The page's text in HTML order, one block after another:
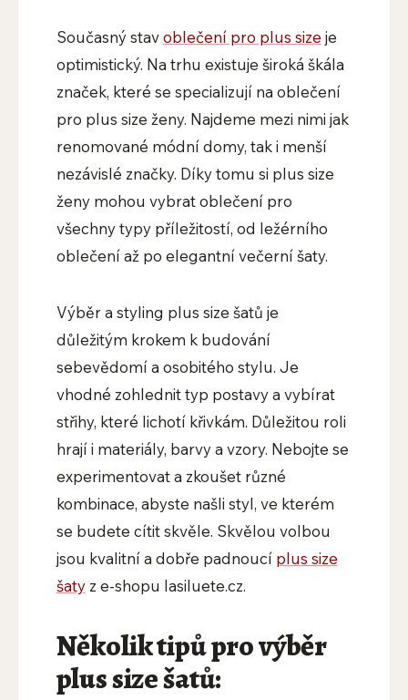
Současný stavoblečení pro plus size je
optimistický. Na trhu existuje široká škála
značek, které se specializují na oblečení
pro plus size ženy. Najdeme mezi nimi jak
renomované módní domy, tak i menší
nezávislé značky. Díky tomu si plus size
ženy mohou vybrat oblečení pro
všechny typy příležitostí, od ležérního
oblečení až po elegantní večerní šaty.
Výběr a styling plus size šatů je
důležitým krokem k budování
sebevědomí a osobitého stylu. Je
vhodné zohlednit typ postavy a vybírat
střihy, které lichotí křivkám. Důležitou roli
hrají i materiály, barvy a vzory. Nebojte se
experimentovat a zkoušet různé
kombinace, abyste našli styl, ve kterém
se budete cítit skvěle. Skvělou volbou
jsou kvalitní a dobře padnoucí plus size
šatyz e-shopu lasiluete.cz.
Několik tipů pro výběr
plus size šatů: